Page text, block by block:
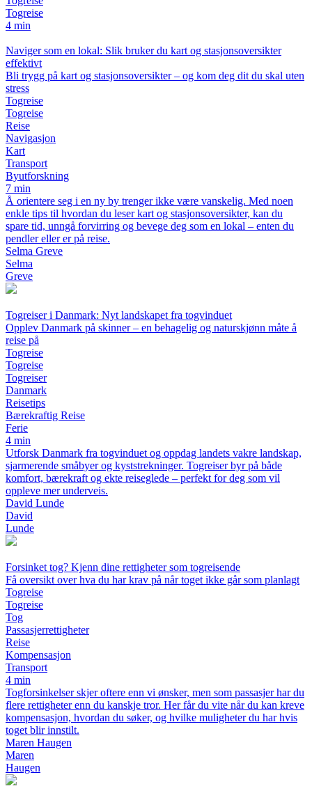
Togreise
4 min
Naviger som en lokal: Slik bruker du kart og stasjonsoversikter
effektivt
Bli trygg på kart og stasjonsoversikter – og kom deg dit du skal uten
stress
Togreise
Togreise
Reise
Navigasjon
Kart
Transport
Byutforskning
7 min
Å orientere seg i en ny by trenger ikke være vanskelig. Med noen
enkle tips til hvordan du leser kart og stasjonsoversikter, kan du
spare tid, unngå forvirring og bevege deg som en lokal – enten du
pendler eller er på reise.
Selma Greve
Selma
Greve
Togreiser i Danmark: Nyt landskapet fra togvinduet
Opplev Danmark på skinner – en behagelig og naturskjønn måte å
reise på
Togreise
Togreise
Togreiser
Danmark
Reisetips
Bærekraftig Reise
Ferie
4 min
Utforsk Danmark fra togvinduet og oppdag landets vakre landskap,
sjarmerende småbyer og kyststrekninger. Togreiser byr på både
komfort, bærekraft og ekte reiseglede – perfekt for deg som vil
oppleve mer underveis.
David Lunde
David
Lunde
Forsinket tog? Kjenn dine rettigheter som togreisende
Få oversikt over hva du har krav på når toget ikke går som planlagt
Togreise
Togreise
Tog
Passasjerrettigheter
Reise
Kompensasjon
Transport
4 min
Togforsinkelser skjer oftere enn vi ønsker, men som passasjer har du
flere rettigheter enn du kanskje tror. Her får du vite når du kan kreve
kompensasjon, hvordan du søker, og hvilke muligheter du har hvis
toget blir innstilt.
Maren Haugen
Maren
Haugen